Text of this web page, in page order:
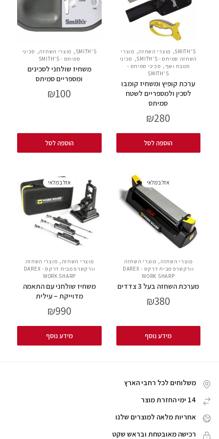
SMITH'S
, מוצרי השחזה, מוצרי
השחזה סמיתס - SMITH'S
, סכיני
מטבח ושף , סכיני סמיתס -
SMITH'S
ערכת קופיץ ומשחיז קומבו
לסכין ולמספריים לשטח
סמיתס
₪280
הוספה לסל
SMITH'S
, מוצרי השחזה, סכיני
סמיתס - SMITH'S
משחיז שולחני לסכינים
ומספריים סמיתס
₪100
הוספה לסל
אזל במלאי
מוצרי השחזה , מוצרי השחזה
וורקשרפ מבית דרקס - DAREX
WORK SHARP
מערכת השחזה בעל 3 צדדים
₪380
מידע נוסף
אזל במלאי
מוצרי השחזה , מוצרי השחזה
וורקשרפ מבית דרקס - DAREX
WORK SHARP
משחיז שולחני עם התאמה
מדוייקת – עילית
₪990
מידע נוסף
משלוחים לכל רחבי הארץ
14 ימי החזרת מוצר
אחריות מלאה למוצרים שלנו
רכישה מאובטחת ובראש שקט